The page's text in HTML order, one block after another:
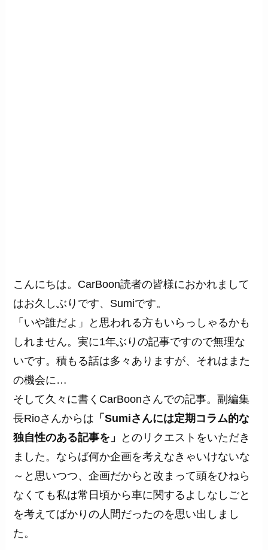
こんにちは。CarBoon読者の皆様におかれまして
はお久しぶりです、Sumiです。
「いや誰だよ」と思われる方もいらっしゃるかも
しれません。実に1年ぶりの記事ですので無理な
いです。積もる話は多々ありますが、それはまた
の機会に…
そして久々に書くCarBoonさんでの記事。副編集
長Rioさんからは 「Sumiさんには定期コラム的な
独自性のある記事を」
とのリクエストをいただき
ました。ならば何か企画を考えなきゃいけないな
～と思いつつ、企画だからと改まって頭をひねら
なくても私は常日頃から車に関するよしなしごと
を考えてばかりの人間だったのを思い出しまし
た。